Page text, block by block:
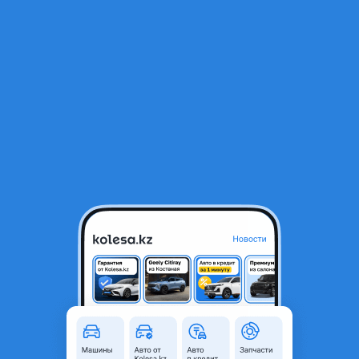
КУПИТЬ КОНТРАКТНЫЙ SUBARU. СУБАРУ